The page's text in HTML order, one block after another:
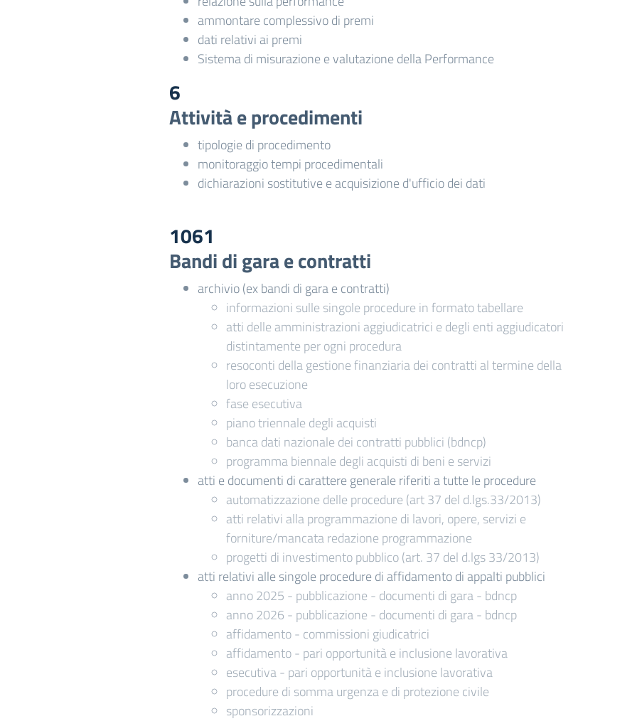
ammontare complessivo di premi
dati relativi ai premi
Sistema di misurazione e valutazione della Performance
6
Attività e procedimenti
tipologie di procedimento
monitoraggio tempi procedimentali
dichiarazioni sostitutive e acquisizione d'ufficio dei dati
1061
Bandi di gara e contratti
archivio (ex bandi di gara e contratti)
informazioni sulle singole procedure in formato tabellare
atti delle amministrazioni aggiudicatrici e degli enti aggiudicatori
distintamente per ogni procedura
resoconti della gestione finanziaria dei contratti al termine della
loro esecuzione
fase esecutiva
piano triennale degli acquisti
banca dati nazionale dei contratti pubblici (bdncp)
programma biennale degli acquisti di beni e servizi
atti e documenti di carattere generale riferiti a tutte le procedure
automatizzazione delle procedure (art 37 del d.lgs.33/2013)
atti relativi alla programmazione di lavori, opere, servizi e
forniture/mancata redazione programmazione
progetti di investimento pubblico (art. 37 del d.lgs 33/2013)
atti relativi alle singole procedure di affidamento di appalti pubblici
anno 2025 - pubblicazione - documenti di gara - bdncp
anno 2026 - pubblicazione - documenti di gara - bdncp
affidamento - commissioni giudicatrici
affidamento - pari opportunità e inclusione lavorativa
esecutiva - pari opportunità e inclusione lavorativa
procedure di somma urgenza e di protezione civile
sponsorizzazioni